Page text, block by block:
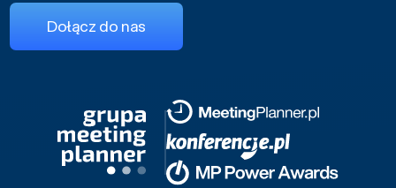
Dołącz do nas